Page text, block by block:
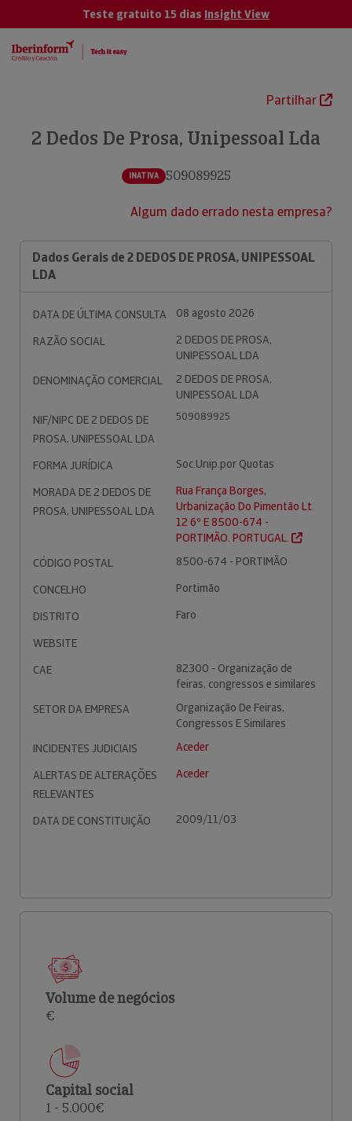
Teste gratuito 15 dias Insight View
Partilhar
2 Dedos De Prosa, Unipessoal Lda
INATIVA 509089925
Algum dado errado nesta empresa?
Dados Gerais de 2 DEDOS DE PROSA, UNIPESSOAL
LDA
DATA DE ÚLTIMA CONSULTA
08 agosto 2026
RAZÃO SOCIAL
2 DEDOS DE PROSA,
UNIPESSOAL LDA
DENOMINAÇÃO COMERCIAL
2 DEDOS DE PROSA,
UNIPESSOAL LDA
NIF/NIPC DE 2 DEDOS DE
PROSA, UNIPESSOAL LDA
509089925
FORMA JURÍDICA
Soc.Unip.por Quotas
MORADA DE 2 DEDOS DE
PROSA, UNIPESSOAL LDA
Rua França Borges,
Urbanização Do Pimentão Lt.
12 6º E 8500-674 -
PORTIMÃO. PORTUGAL.
CÓDIGO POSTAL
8500-674 - PORTIMÃO
CONCELHO
Portimão
DISTRITO
Faro
WEBSITE
CAE
82300 - Organização de
feiras, congressos e similares
SETOR DA EMPRESA
Organização De Feiras,
Congressos E Similares
INCIDENTES JUDICIAIS
Aceder
ALERTAS DE ALTERAÇÕES
RELEVANTES
Aceder
DATA DE CONSTITUIÇÃO 2009/11/03
Volume de negócios
€
Capital social
1 - 5.000€